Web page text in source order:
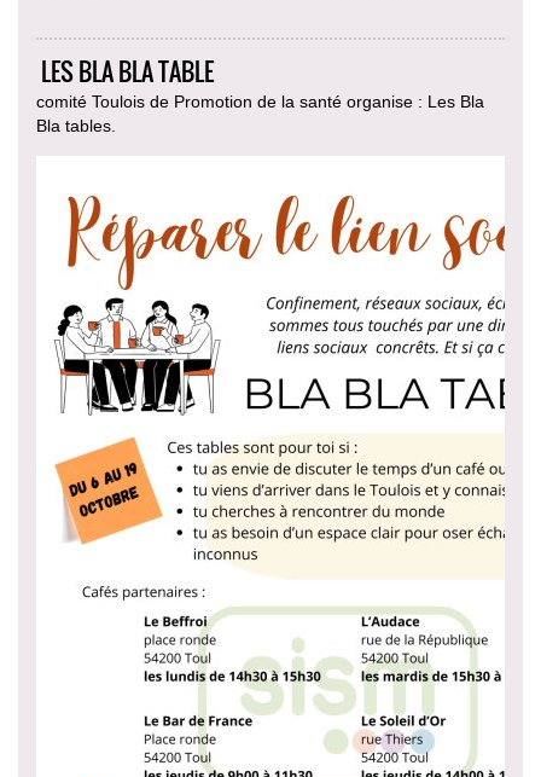
LES BLA BLA TABLE
comité Toulois de Promotion de la santé organise : Les Bla
Bla tables.